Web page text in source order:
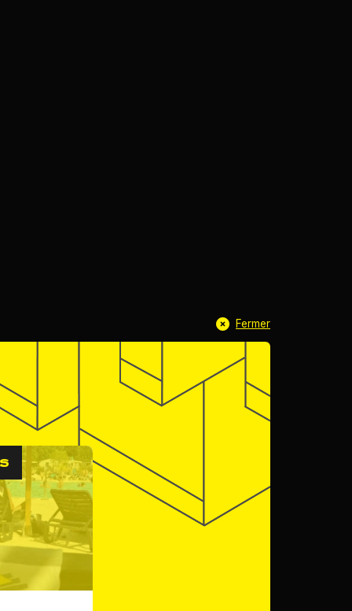
formation
métiers
la construction
Fermer